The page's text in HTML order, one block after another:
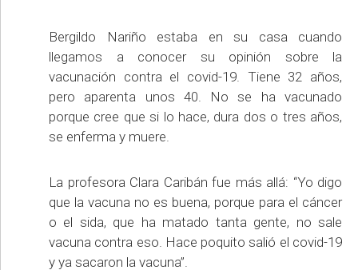
Bergildo Nariño estaba en su casa cuando
llegamos a conocer su opinión sobre la
vacunación contra el covid-19. Tiene 32 años,
pero aparenta unos 40. No se ha vacunado
porque cree que si lo hace, dura dos o tres años,
se enferma y muere.
La profesora Clara Caribán fue más allá: “Yo digo
que la vacuna no es buena, porque para el cáncer
o el sida, que ha matado tanta gente, no sale
vacuna contra eso. Hace poquito salió el covid-19
y ya sacaron la vacuna”.